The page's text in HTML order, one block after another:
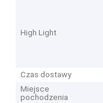
High Light
Czas dostawy
Miejsce
pochodzenia